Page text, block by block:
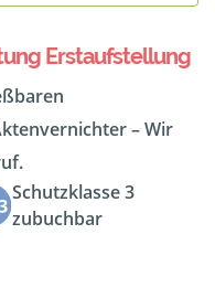
Erstaufstellung
– Wir
Schutzklasse 3
zubuchbar